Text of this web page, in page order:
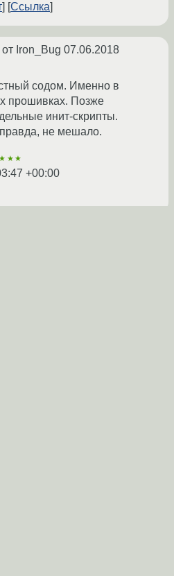
Ссылка
от Iron_Bug 07.06.2018
содом. Именно в
прошивках. Позже
инит-скрипты.
не мешало.
+00:00